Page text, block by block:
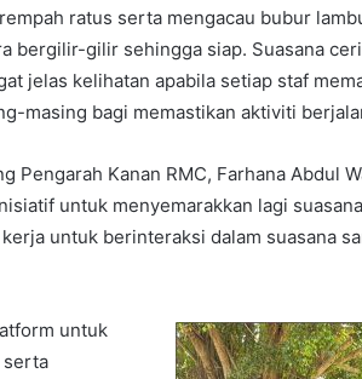
ratus serta mengacau bubur
bergilir-gilir sehingga siap. Suasana
jelas kelihatan apabila setiap staf
masing bagi memastikan aktiviti
Pengarah Kanan RMC, Farhana Abdul
untuk menyemarakkan lagi
untuk berinteraksi dalam suasana
untuk
serta